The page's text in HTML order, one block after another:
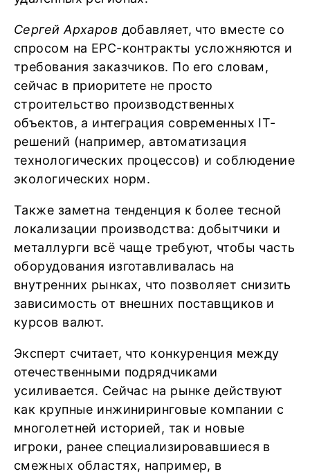
Сергей Архаров добавляет, что вместе со
спросом на EPC-контракты усложняются и
требования заказчиков. По его словам,
сейчас в приоритете не просто
строительство производственных
объектов, а интеграция современных IT-
решений (например, автоматизация
технологических процессов) и соблюдение
экологических норм.
Также заметна тенденция к более тесной
локализации производства: добытчики и
металлурги всё чаще требуют, чтобы часть
оборудования изготавливалась на
внутренних рынках, что позволяет снизить
зависимость от внешних поставщиков и
курсов валют.
Эксперт считает, что конкуренция между
отечественными подрядчиками
усиливается. Сейчас на рынке действуют
как крупные инжиниринговые компании с
многолетней историей, так и новые
игроки, ранее специализировавшиеся в
смежных областях, например, в